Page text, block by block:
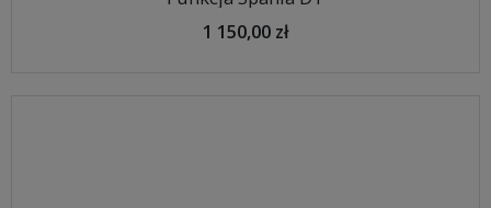
1 150,00 zł